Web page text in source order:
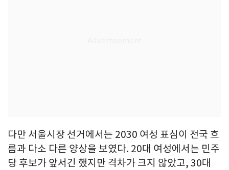
다만 서울시장 선거에서는 2030 여성 표심이 전국 흐
름과 다소 다른 양상을 보였다. 20대 여성에서는 민주
당 후보가 앞서긴 했지만 격차가 크지 않았고, 30대